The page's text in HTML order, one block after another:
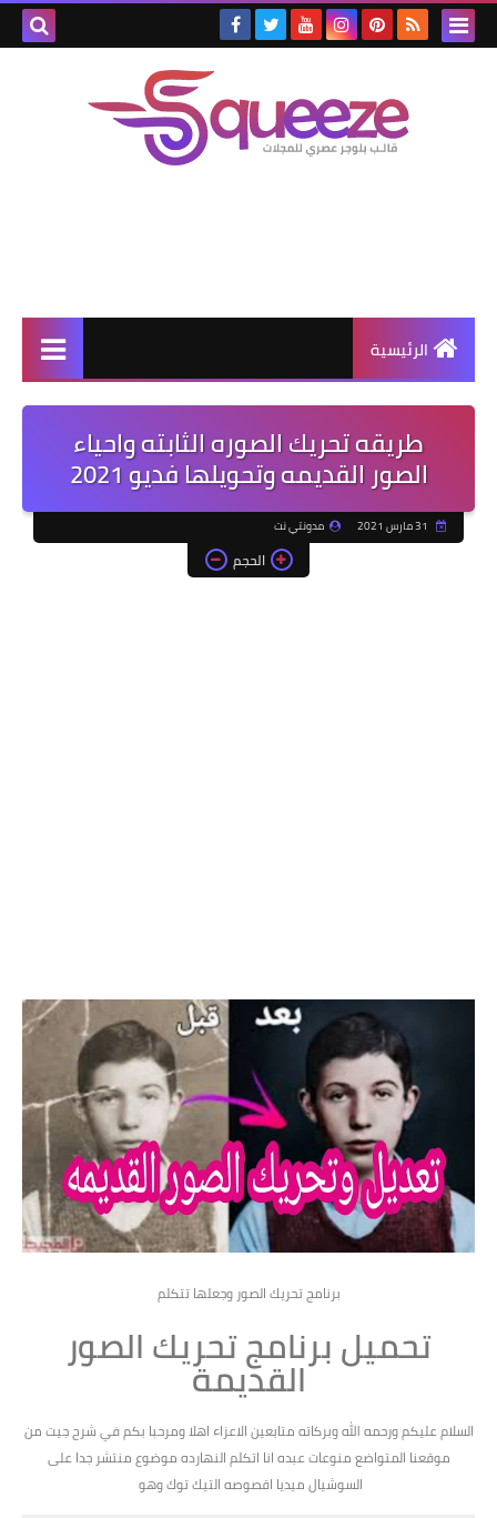
الرئيسية
طريقه تحريك الصوره الثابته واحياء
الصور القديمه وتحويلها فديو 2021
مدونتي نت
الحجم
برنامج تحريك الصور وجعلها تتكلم
تحميل برنامج تحريك الصور
القديمة
السلام عليكم ورحمه الله وبركاته متابعين الاعزاء اهلا ومرحبا بكم في شرح جيت من
موقعنا المتواضع منوعات عبده انا اتكلم النهارده موضوع منتشر جدا على
السوشيال ميديا اقصوصه التيك توك وهو